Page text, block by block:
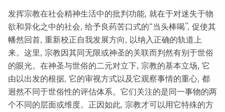
发挥宗教在社会精神生活中的批判功能, 就在于对迷失于物
欲和异化之中的社会, 给予良药苦口式的“当头棒喝”, 促使其
幡然回首, 重新校正自我发展方向, 以纳入正确的轨道上
来。这里, 宗教因其同无限或神圣的关联而判然有别于世俗
的眼光。在神圣与世俗的二元对立下, 宗教的基本立场, 它
由以出发的根据, 它的审视方式以及它观察事情的重心, 都
迥然不同于世俗性的评估体系。它们关注的是同一事物的两
个不同的层面或维度。正因如此, 宗教才可以用它特殊的方